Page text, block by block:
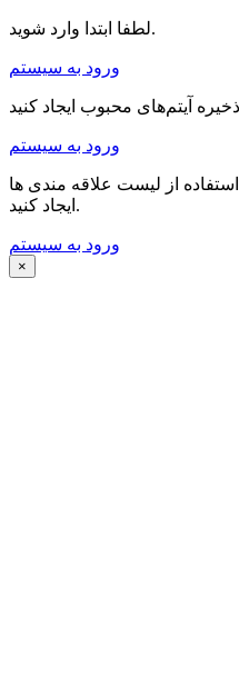
لطفا ابتدا وارد شوید.
ورود به سیستم
ورود به سیستم
از لیست علاقه مندی ها
ایجاد کنید.
ورود به سیستم
×